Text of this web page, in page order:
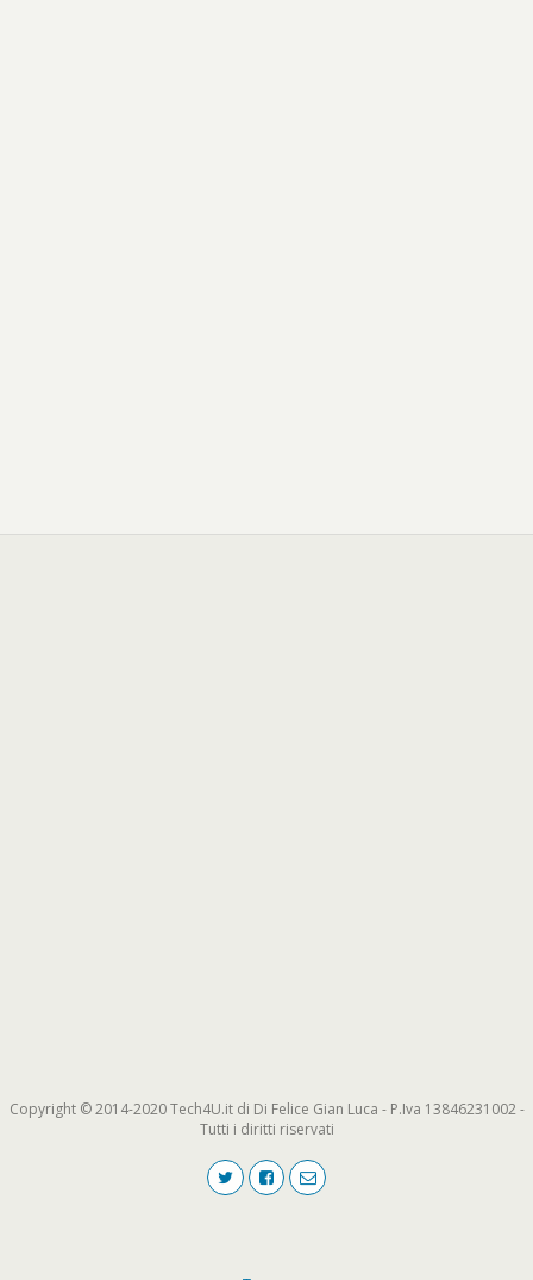
Copyright © 2014-2020 Tech4U.it di Di Felice Gian Luca - P.Iva 13846231002 -
Tutti i diritti riservati